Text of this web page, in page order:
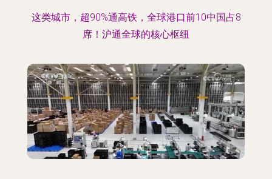
这类城市，超90%通高铁，全球港口前10中国占8
席！沪通全球的核心枢纽